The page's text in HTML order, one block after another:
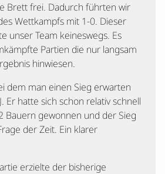
Brett frei. Dadurch führten wir
Wettkampfs mit 1-0. Dieser
unser Team keineswegs. Es
Partien die nur langsam
hinwiesen.
dem man einen Sieg erwarten
Er hatte sich schon relativ schnell
Bauern gewonnen und der Sieg
der Zeit. Ein klarer
erzielte der bisherige